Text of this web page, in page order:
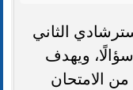
الثاني
في مادة الإحصاء يتكون من 35 سؤالًا، ويهدف
من الامتحان